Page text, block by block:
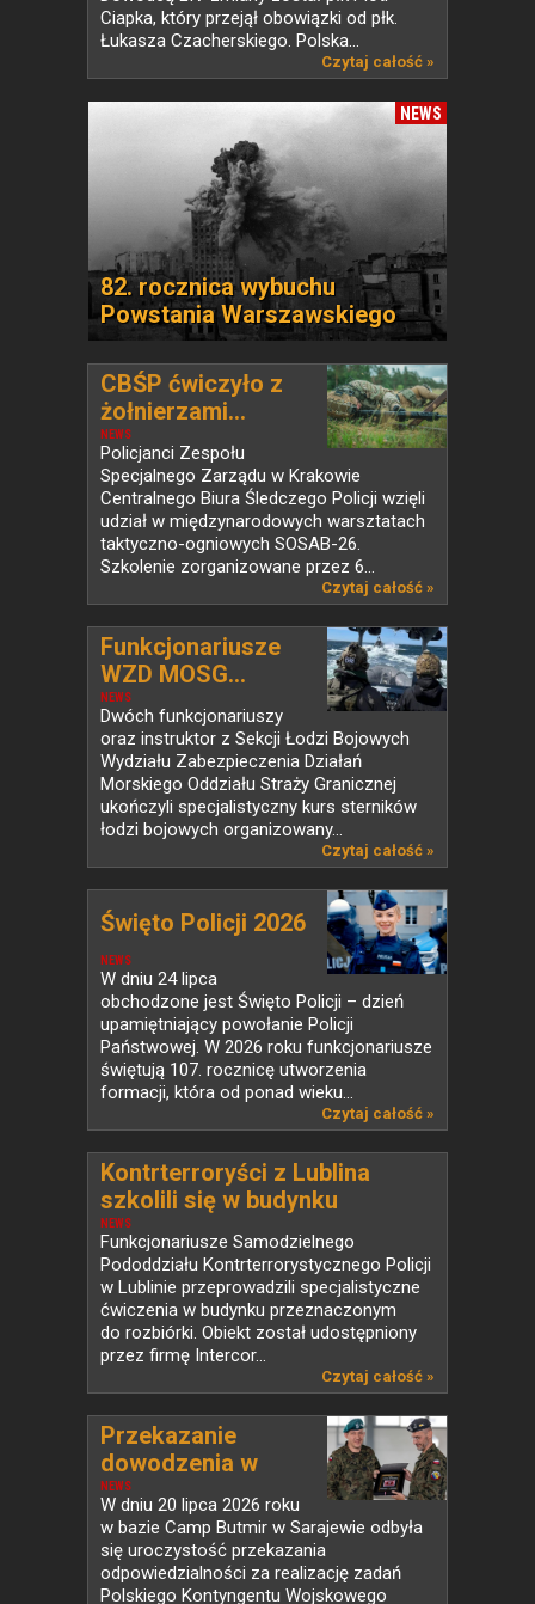
Ciapka, który przejął obowiązki od płk.
Łukasza Czacherskiego. Polska...
Czytaj całość »
NEWS
82. rocznica wybuchu
Powstania Warszawskiego
NEWS
CBŚP ćwiczyło z
żołnierzami...
Policjanci Zespołu
Specjalnego Zarządu w Krakowie
Centralnego Biura Śledczego Policji wzięli
udział w międzynarodowych warsztatach
taktyczno-ogniowych SOSAB-26.
Szkolenie zorganizowane przez 6...
Czytaj całość »
NEWS
Funkcjonariusze
WZD MOSG...
Dwóch funkcjonariuszy
oraz instruktor z Sekcji Łodzi Bojowych
Wydziału Zabezpieczenia Działań
Morskiego Oddziału Straży Granicznej
ukończyli specjalistyczny kurs sterników
łodzi bojowych organizowany...
Czytaj całość »
NEWS
Święto Policji 2026
W dniu 24 lipca
obchodzone jest Święto Policji – dzień
upamiętniający powołanie Policji
Państwowej. W 2026 roku funkcjonariusze
świętują 107. rocznicę utworzenia
formacji, która od ponad wieku...
Czytaj całość »
NEWS
Kontrterroryści z Lublina
szkolili się w budynku
przeznaczonym do rozbiórki
Funkcjonariusze Samodzielnego
Pododdziału Kontrterrorystycznego Policji
w Lublinie przeprowadzili specjalistyczne
ćwiczenia w budynku przeznaczonym
do rozbiórki. Obiekt został udostępniony
przez firmę Intercor...
Czytaj całość »
NEWS
Przekazanie
dowodzenia w
PKW...
W dniu 20 lipca 2026 roku
w bazie Camp Butmir w Sarajewie odbyła
się uroczystość przekazania
odpowiedzialności za realizację zadań
Polskiego Kontyngentu Wojskowego